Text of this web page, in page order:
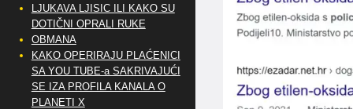
LJUKAVA LJISIC ILI KAKO SU
DOTIČNI OPRALI RUKE
OBMANA
KAKO OPERIRAJU PLAĆENICI
SA YOU TUBE-a SAKRIVAJUĆI
SE IZA PROFILA KANALA O
PLANETI X